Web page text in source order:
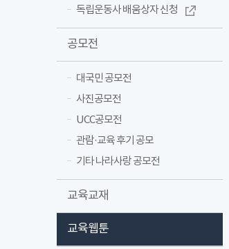
독립운동사 배움상자 신청
공모전
대국민 공모전
사진공모전
UCC공모전
관람·교육 후기 공모
기타 나라사랑 공모전
교육교재
교육웹툰